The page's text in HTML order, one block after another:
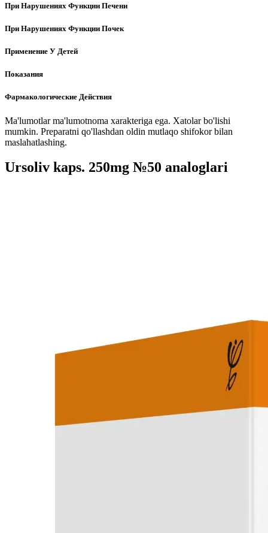
При Нарушениях Функции Печени
При Нарушениях Функции Почек
Применение У Детей
Показания
Фармакологические Действия
Ma'lumotlar ma'lumotnoma xarakteriga ega. Xatolar bo'lishi
mumkin. Preparatni qo'llashdan oldin mutlaqo shifokor bilan
maslahatlashing.
Ursoliv kaps. 250mg №50 analoglari